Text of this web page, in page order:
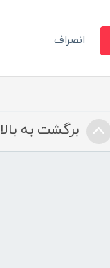
انصراف
برگشت به بالا